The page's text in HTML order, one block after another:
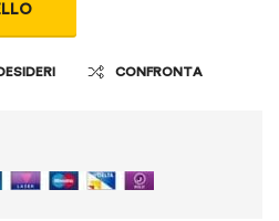
CONFRONTA